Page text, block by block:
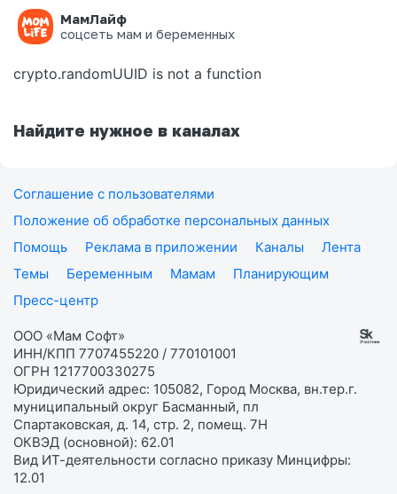
МамЛайф
соцсеть мам и беременных
Ошибка на странице
crypto.randomUUID is not a function
Найдите нужное в каналах
Соглашение с пользователями
Положение об обработке персональных данных
Помощь
Реклама в приложении Каналы
Лента
Темы
Беременным Мамам
Планирующим
Пресс-центр
ООО «Мам Софт»
ИНН/КПП 7707455220 / 770101001
ОГРН 1217700330275
Юридический адрес: 105082, Город Москва, вн.тер.г.
муниципальный округ Басманный, пл
Спартаковская, д. 14, стр. 2, помещ. 7Н
ОКВЭД (основной): 62.01
Вид ИТ-деятельности согласно приказу Минцифры:
12.01